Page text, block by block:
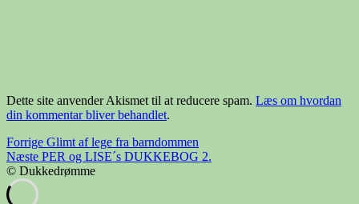
Dette site anvender Akismet til at reducere spam. Læs om hvordan
din kommentar bliver behandlet.
Indlægsnavigation
Forrige Forrige
indlæg:
Glimt af lege fra barndommen
Næste Næste
indlæg:
PER og LISE´s DUKKEBOG 2.
© Dukkedrømme